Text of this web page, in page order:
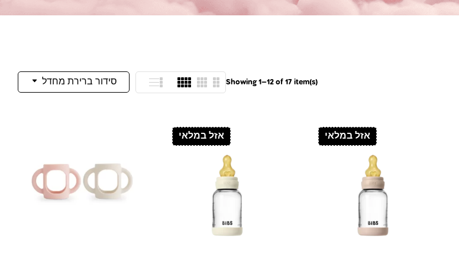
סידור ברירת מחדל Showing 1–12 of 17 item(s)
אזל במלאי אזל במלאי